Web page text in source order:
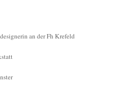
an der Fh Krefeld